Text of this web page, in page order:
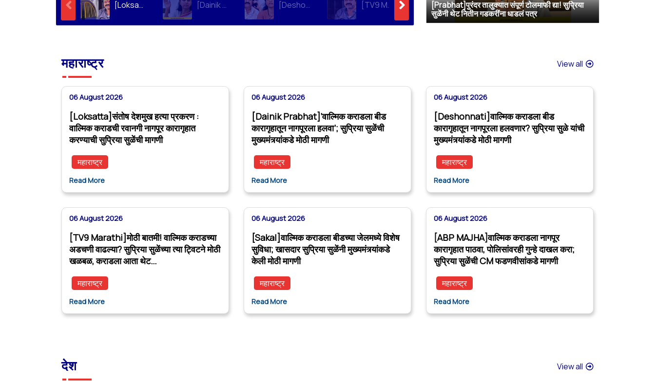
[Loksatta]संतोष देशमुख हत्या प्रकरण : वाल्मिक कराडची रवानगी नागपूर कारागृहात करण्याची सुप्रिया सुळेंची मागणी [Dainik Prabhat]‘वाल्मिक कराडला बीड कारागृहातून नागपूरला हलवा’; सुप्रिया सुळेंची मुख्यमंत्र्यांकडे मोठी मागणी [Deshonnati]वाल्मिक कराडला बीड कारागृहातून नागपूरला हलवणार? सुप्रिया सुळे यांची मुख्यमंत्र्यांकडे मोठी मागणी [TV9 Marathi]मोठी बातमी! वाल्मिक कराडच्या अडचणी वाढल्या? सुप्रिया सुळेंच्या त्या ट्विटने मोठी खळबळ, कराडला आता थेट… [Sakal]वाल्मिक कराडला बीडच्या जेलमध्ये विशेष सुविधा; खासदार सुप्रिया सुळेंनी मुख्यमंत्र्यांकडे केली मोठी मागणी [ABP MAJHA]वाल्मिक कराडला नागपूर कारागृहात पाठवा, पोलिसांवरही गुन्हे दाखल करा; सुप्रिया सुळेंची CM फडणवीसांकडे मागणी
[Prabhat]पुरंदर तालुक्यात संपूर्ण टोलमाफी द्या! सुप्रिया
सुळेंनी थेट नितीन गडकरींना धाडलं पत्र
महाराष्ट्र View all
06 August 2026
[Loksatta]संतोष देशमुख हत्या प्रकरण :
वाल्मिक कराडची रवानगी नागपूर कारागृहात
करण्याची सुप्रिया सुळेंची मागणी
महाराष्ट्र
Read More
06 August 2026
[Dainik Prabhat]‘वाल्मिक कराडला बीड
कारागृहातून नागपूरला हलवा’; सुप्रिया सुळेंची
मुख्यमंत्र्यांकडे मोठी मागणी
महाराष्ट्र
Read More
06 August 2026
[Deshonnati]वाल्मिक कराडला बीड
कारागृहातून नागपूरला हलवणार? सुप्रिया सुळे यांची
मुख्यमंत्र्यांकडे मोठी मागणी
महाराष्ट्र
Read More
06 August 2026
[TV9 Marathi]मोठी बातमी! वाल्मिक कराडच्या
अडचणी वाढल्या? सुप्रिया सुळेंच्या त्या ट्विटने मोठी
खळबळ, कराडला आता थेट…
महाराष्ट्र
Read More
06 August 2026
[Sakal]वाल्मिक कराडला बीडच्या जेलमध्ये विशेष
सुविधा; खासदार सुप्रिया सुळेंनी मुख्यमंत्र्यांकडे
केली मोठी मागणी
महाराष्ट्र
Read More
06 August 2026
[ABP MAJHA]वाल्मिक कराडला नागपूर
कारागृहात पाठवा, पोलिसांवरही गुन्हे दाखल करा;
सुप्रिया सुळेंची CM फडणवीसांकडे मागणी
महाराष्ट्र
Read More
देश View all